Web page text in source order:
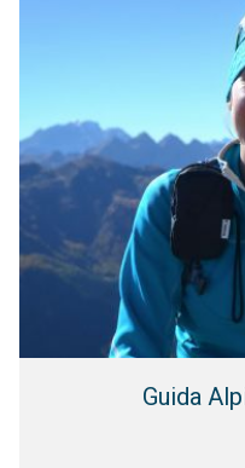
Guida